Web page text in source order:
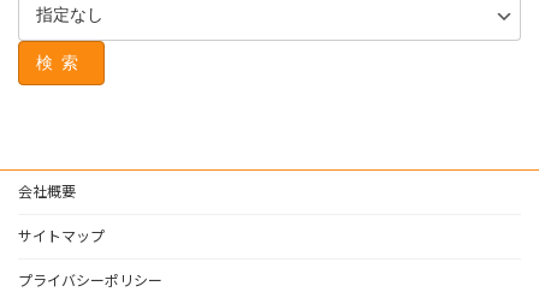
検索
会社概要
サイトマップ
プライバシーポリシー